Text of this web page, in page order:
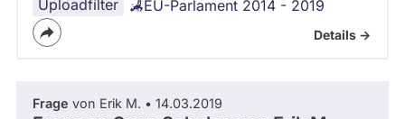
Uploadfilter EU-Parlament 2014 - 2019
Details ->
Frage von Erik M. • 14.03.2019